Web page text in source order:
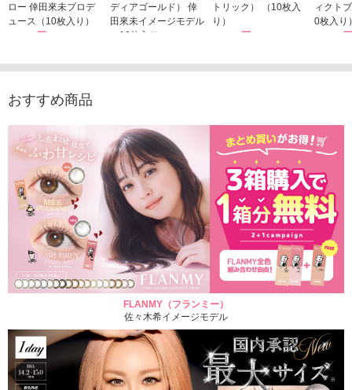
ロー 倖田來未プロデ
ュース（10枚入り）
1,760円
ディアゴールド） 倖
田來未イメージモデル
（10枚入り）
トリック） （10枚入
り）
1,760円
ィクト
0枚入り
1,760
おすすめ商品
FLANMY（フランミー）
佐々木希イメージモデル